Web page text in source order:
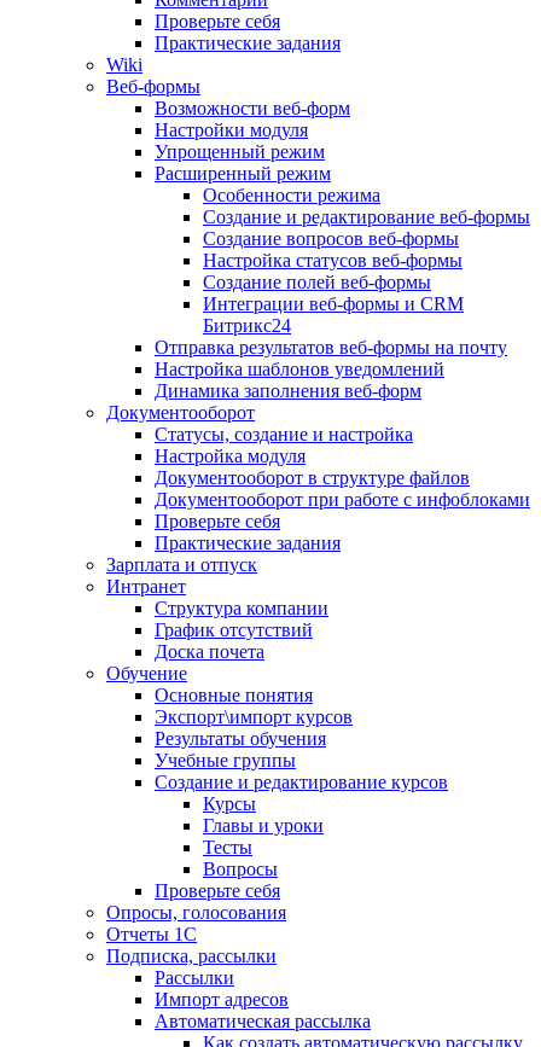
Проверьте себя
Практические задания
Wiki
Веб-формы
Возможности веб-форм
Настройки модуля
Упрощенный режим
Расширенный режим
Особенности режима
Создание и редактирование веб-формы
Создание вопросов веб-формы
Настройка статусов веб-формы
Создание полей веб-формы
Интеграции веб-формы и CRM
Битрикс24
Отправка результатов веб-формы на почту
Настройка шаблонов уведомлений
Динамика заполнения веб-форм
Документооборот
Статусы, создание и настройка
Настройка модуля
Документооборот в структуре файлов
Документооборот при работе с инфоблоками
Проверьте себя
Практические задания
Зарплата и отпуск
Интранет
Структура компании
График отсутствий
Доска почета
Обучение
Основные понятия
Экспорт\импорт курсов
Результаты обучения
Учебные группы
Создание и редактирование курсов
Курсы
Главы и уроки
Тесты
Вопросы
Проверьте себя
Опросы, голосования
Отчеты 1С
Подписка, рассылки
Рассылки
Импорт адресов
Автоматическая рассылка
Как создать автоматическую рассылку